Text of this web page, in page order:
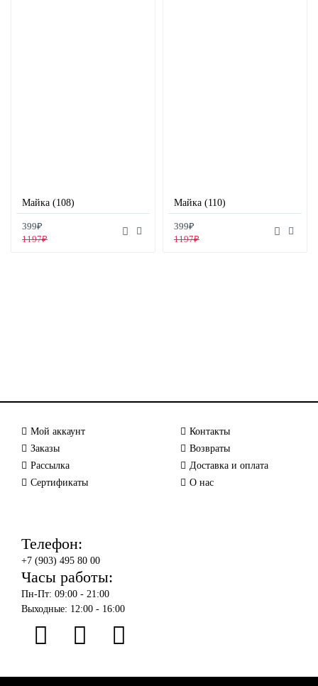
Майка (108)
399₽
1197₽
Майка (110)
399₽
1197₽
Мой аккаунт
Заказы
Рассылка
Сертификаты
Контакты
Возвраты
Доставка и оплата
О нас
Телефон:
+7 (903) 495 80 00
Часы работы:
Пн-Пт: 09:00 - 21:00
Выходные: 12:00 - 16:00